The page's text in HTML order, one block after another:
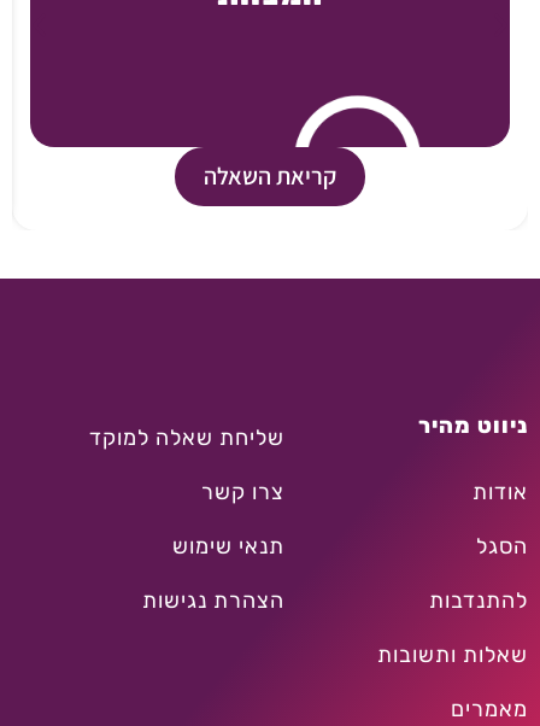
קריאת השאלה
ניווט מהיר
אודות
הסגל
להתנדבות
שאלות ותשובות
מאמרים
שליחת שאלה למוקד
צרו קשר
תנאי שימוש
הצהרת נגישות